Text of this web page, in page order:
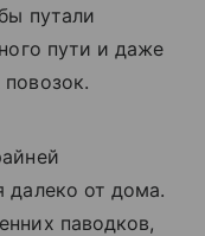
путали
пути и даже
далеко от дома.
паводков,